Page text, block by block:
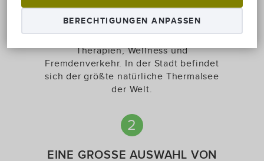
BERECHTIGUNGEN ANPASSEN
Unsere Zahnklinik befindet sich in
Hévíz, der ungarischen Hochburg für
Therapien, Wellness und
Fremdenverkehr. In der Stadt befindet
sich der größte natürliche Thermalsee
der Welt.
2
EINE GROSSE AUSWAHL VON U